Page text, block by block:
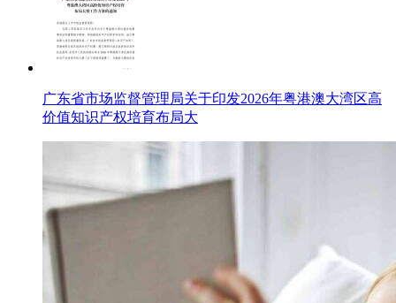
广东省市场监督管理局关于印发2026年粤港澳大湾区高
价值知识产权培育布局大